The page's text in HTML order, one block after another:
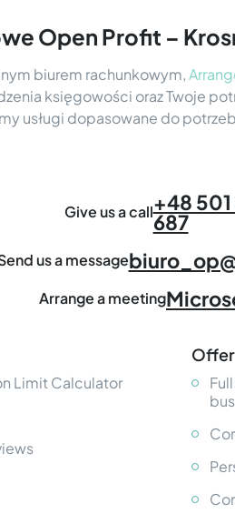
Open Profit –
biurem rachunkowym,
księgowości oraz Twoje
usługi dopasowane do
Give us a call+48
687
us a message
Arrange a meeting
Limit Calculator
Offer